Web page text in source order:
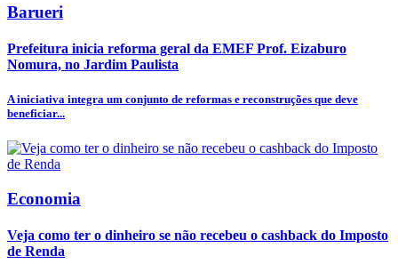
Barueri
Prefeitura inicia reforma geral da EMEF Prof. Eizaburo
Nomura, no Jardim Paulista
A iniciativa integra um conjunto de reformas e reconstruções que deve
beneficiar...
Economia
Veja como ter o dinheiro se não recebeu o cashback do Imposto
de Renda